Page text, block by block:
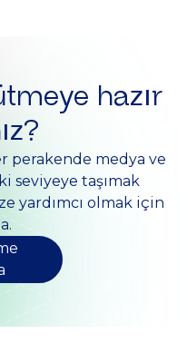
hazır
perakende medya ve
seviyeye taşımak
yardımcı olmak için